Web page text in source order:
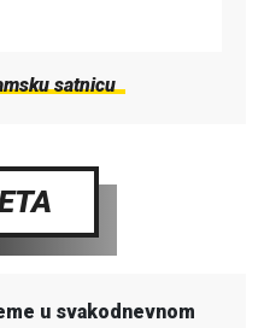
satnicu
u svakodnevnom